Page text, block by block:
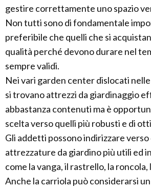
gestire correttamente uno spazio
Non tutti sono di fondamentale
preferibile che quelli che si
qualità perché devono durare nel
sempre validi.
Nei vari garden center dislocati
si trovano attrezzi da giardinaggio
abbastanza contenuti ma è
scelta verso quelli più robusti e di
Gli addetti possono indirizzare verso
attrezzature da giardino più utili ed
come la vanga, il rastrello, la roncola,
Anche la carriola può considerarsi